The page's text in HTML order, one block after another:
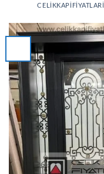
CELIKKAPIFIYATLARI